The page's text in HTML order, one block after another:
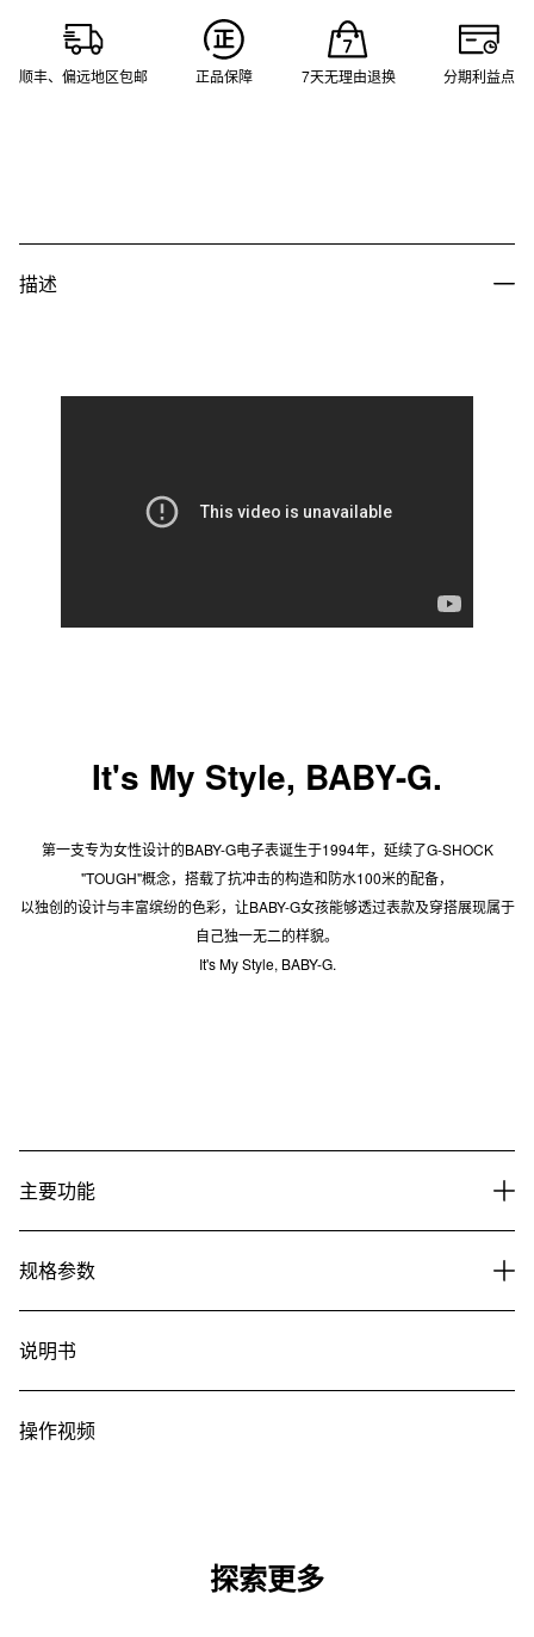
顺丰、偏远地区包邮 正品保障 7天无理由退换 分期利益点
描述
It's My Style, BABY-G.
第一支专为女性设计的BABY-G电子表诞生于1994年，延续了G-SHOCK
"TOUGH"概念，搭载了抗冲击的构造和防水100米的配备，
以独创的设计与丰富缤纷的色彩，让BABY-G女孩能够透过表款及穿搭展现属于
自己独一无二的样貌。
It's My Style, BABY-G.
主要功能
规格参数
说明书
操作视频
探索更多